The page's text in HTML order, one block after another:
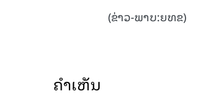
(ຂ່າວ-ພາບ:ຍທຂ)
ຄໍາເຫັນ